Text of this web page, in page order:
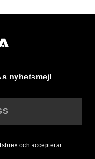
nyhetsmejl
och accepterar